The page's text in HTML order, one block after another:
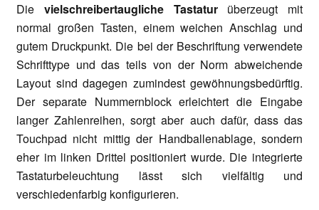
Die vielschreibertaugliche Tastaturüberzeugt mit
normal großen Tasten, einem weichen Anschlag und
gutem Druckpunkt. Die bei der Beschriftung verwendete
Schrifttype und das teils von der Norm abweichende
Layout sind dagegen zumindest gewöhnungsbedürftig.
Der separate Nummernblock erleichtert die Eingabe
langer Zahlenreihen, sorgt aber auch dafür, dass das
Touchpad nicht mittig der Handballenablage, sondern
eher im linken Drittel positioniert wurde. Die integrierte
Tastaturbeleuchtung lässt sich vielfältig und
verschiedenfarbig konfigurieren.